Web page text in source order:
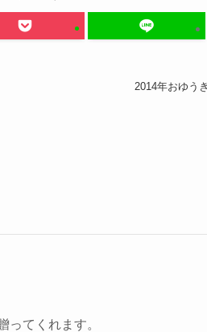
2014年おゆう
ってくれます。